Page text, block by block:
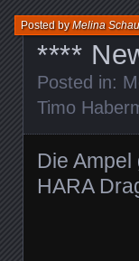
****
Posted byMelina
Posted in:
Timo
Die
HARA